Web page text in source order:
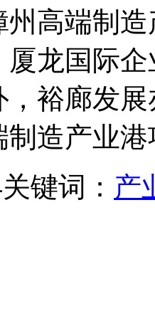
州高端制
厦龙国际
，裕廊发
制造产业
关键词： 产